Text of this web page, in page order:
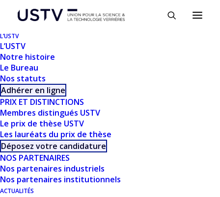
L’USTV
L’USTV
Notre histoire
Le Bureau
Nos statuts
Adhérer en ligne
PRIX ET DISTINCTIONS
Membres distingués USTV
Le prix de thèse USTV
Les lauréats du prix de thèse
Déposez votre candidature
NOS PARTENAIRES
Nos partenaires industriels
Nos partenaires institutionnels
ACTUALITÉS
TÉLÉCHARGER
Télécharger